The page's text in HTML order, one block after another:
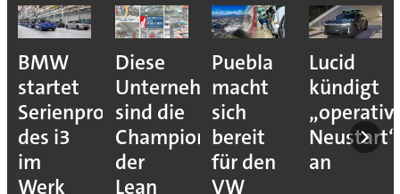
BMW
startet
Serienproduktion
des i3
im
Werk
Diese
Unternehmen
sind die
Champions
der
Lean
Puebla
macht
sich
bereit
für den
VW
Lucid
kündigt
Neustart“
an